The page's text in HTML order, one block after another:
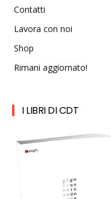
Contatti
Lavora con noi
Shop
Rimani aggiornato!
I LIBRI DI CDT